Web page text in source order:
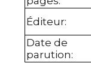
Éditeur:
Date de
parution: